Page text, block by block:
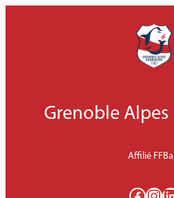
Grenoble
Affilié